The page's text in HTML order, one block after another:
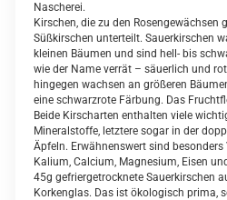
Nascherei.
Kirschen, die zu den Rosengewächsen
Süßkirschen unterteilt. Sauerkirschen
kleinen Bäumen und sind hell- bis
wie der Name verrät – säuerlich und
hingegen wachsen an größeren
eine schwarzrote Färbung. Das
Beide Kirscharten enthalten viele
Mineralstoffe, letztere sogar in der
Äpfeln. Erwähnenswert sind
Kalium, Calcium, Magnesium, Eisen
45g gefriergetrocknete Sauerkirschen
Korkenglas. Das ist ökologisch prima,